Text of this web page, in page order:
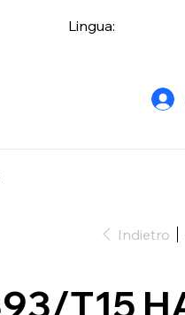
Lingua:
Indietro
T15